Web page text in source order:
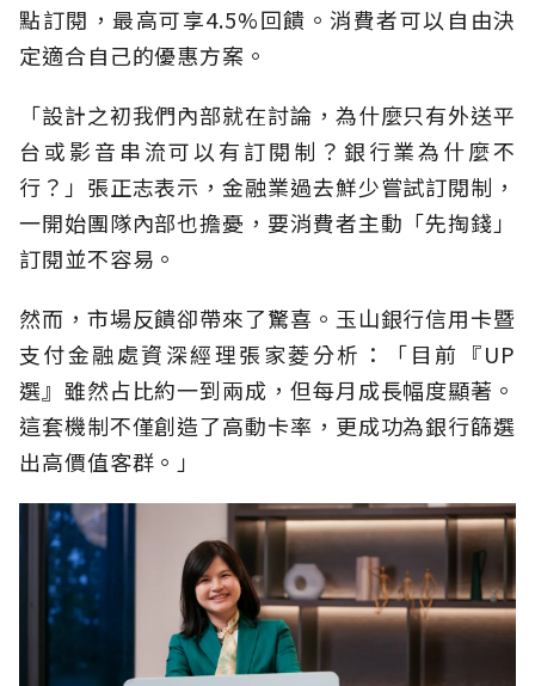
點訂閱，最高可享4.5%回饋。消費者可以自由決
定適合自己的優惠方案。
「設計之初我們內部就在討論，為什麼只有外送平
台或影音串流可以有訂閱制？銀行業為什麼不
行？」張正志表示，金融業過去鮮少嘗試訂閱制，
一開始團隊內部也擔憂，要消費者主動「先掏錢」
訂閱並不容易。
然而，市場反饋卻帶來了驚喜。玉山銀行信用卡暨
支付金融處資深經理張家菱分析：「目前『UP
選』雖然占比約一到兩成，但每月成長幅度顯著。
這套機制不僅創造了高動卡率，更成功為銀行篩選
出高價值客群。」